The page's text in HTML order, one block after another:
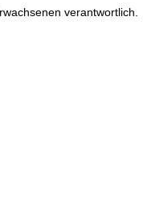
verantwortlich.